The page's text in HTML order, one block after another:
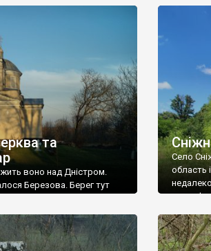
Перше враження про
цвинтаря виявилося
мовою.
роках
та
воно над Дністром.
Березова. Берег тут
більшості навколишніх
церква. Точної дати […]
Село
область
дороги
[…]